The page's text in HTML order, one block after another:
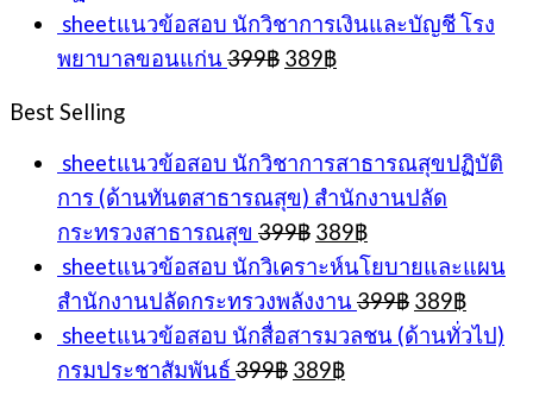
price
was: is:
sheetแนวข้อสอบ นักวิชาการเงินและบัญชี โรง
พยาบาลขอนแก่น 399฿ Original
389฿Current
Best Selling
sheetแนวข้อสอบ นักวิชาการสาธารณสุขปฏิบัติ
การ (ด้านทันตสาธารณสุข) สำนักงานปลัด
กระทรวงสาธารณสุข 399฿ Original
price
was:
399฿.
389฿Current
price
is:
389฿.
sheetแนวข้อสอบ นักวิเคราะห์นโยบายและแผน
สำนักงานปลัดกระทรวงพลังงาน 399฿ Original
price
was:
389฿
price
is:
sheetแนวข้อสอบ นักสื่อสารมวลชน (ด้านทั่วไป)
กรมประชาสัมพันธ์ 399฿ Original
389฿Current